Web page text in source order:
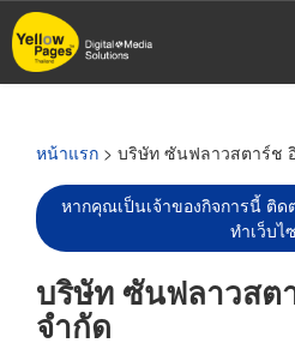
ข้าม
ไป
หน้าแรก > บริษัท ซันฟลาวสตาร์ช
หากคุณเป็นเจ้าของกิจการนี้ ติด
ทำเว็บไ
บริษัท ซันฟลาวสต
จำกัด